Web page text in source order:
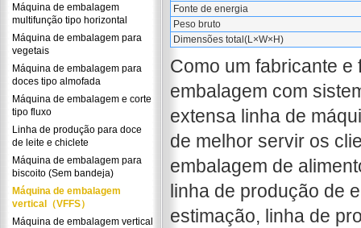
Máquina de embalagem
multifunção tipo horizontal
Máquina de embalagem para
vegetais
Máquina de embalagem para
doces tipo almofada
Máquina de embalagem e corte
tipo fluxo
Linha de produção para doce
de leite e chiclete
Máquina de embalagem para
biscoito (Sem bandeja)
Máquina de embalagem
vertical（VFFS）
Máquina de embalagem vertical
Fonte de energia
Peso bruto
Dimensões total(L×W×H)
Como um fabricante
embalagem com
extensa linha de
de melhor servir os
embalagem de
linha de produção de
estimação, linha de